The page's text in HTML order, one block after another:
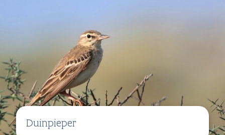
Duinpieper